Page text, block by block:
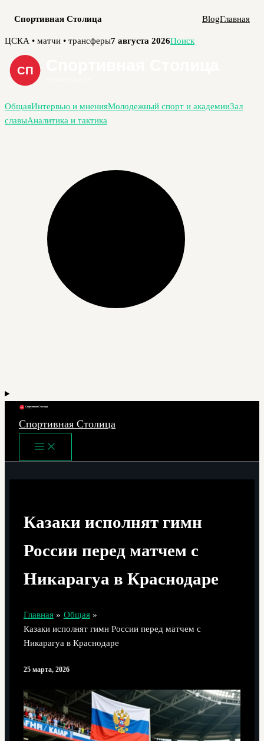
Спортивная Столица BlogГлавная
Перейти
содержимому
ЦСКА • матчи • трансферы7 августа 2026Поиск
ОбщаяИнтервью и мненияМолодежный спорт и академииЗал
славыАналитика и тактика
Спортивная Столица
Main
Menu
Казаки исполнят гимн
России перед матчем с
Никарагуа в Краснодаре
Главная
Общая
Казаки исполнят гимн России перед матчем с
Никарагуа в Краснодаре
25 марта, 2026